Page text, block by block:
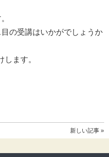
の受講はいかがでしょうか
ます。
新しい記事 »